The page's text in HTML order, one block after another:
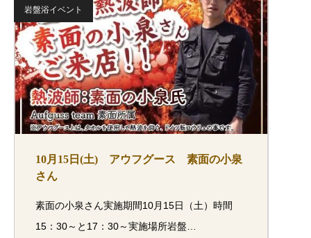
岩盤浴イベント
10月15日(土) アウフグース 素面の小泉
さん
素面の小泉さん実施期間10月15日（土）時間
15：30～と17：30～実施場所岩盤…